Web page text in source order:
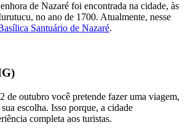
de Nazaré foi encontrada na cidade, às
no ano de 1700. Atualmente, nesse
Santuário de Nazaré.
de outubro você pretende fazer uma viagem,
escolha. Isso porque, a cidade
completa aos turistas.